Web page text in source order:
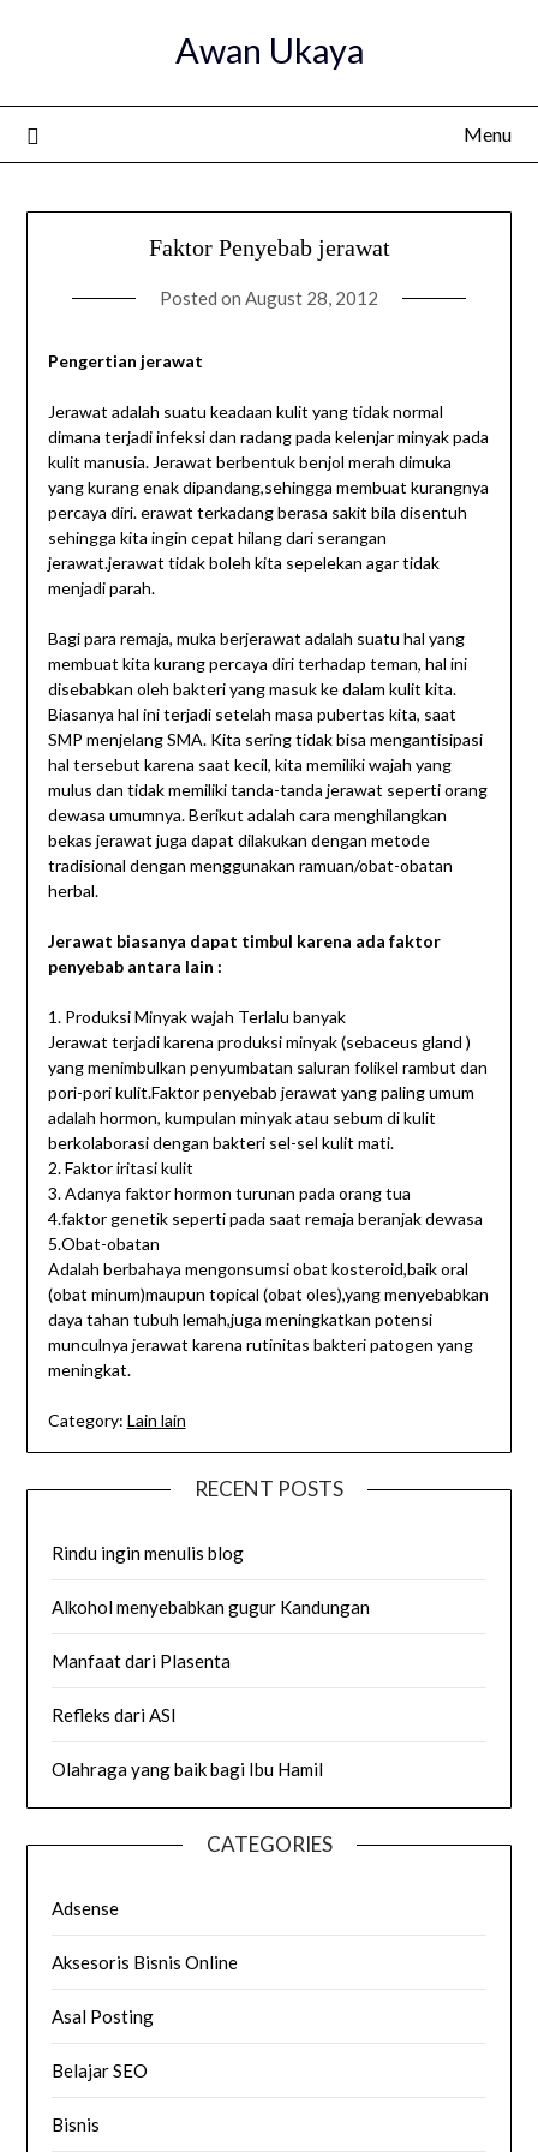
Awan Ukaya
Menu
Faktor Penyebab jerawat
Posted on August 28, 2012
Pengertian jerawat
Jerawat adalah suatu keadaan kulit yang tidak normal
dimana terjadi infeksi dan radang pada kelenjar minyak pada
kulit manusia. Jerawat berbentuk benjol merah dimuka
yang kurang enak dipandang,sehingga membuat kurangnya
percaya diri. erawat terkadang berasa sakit bila disentuh
sehingga kita ingin cepat hilang dari serangan
jerawat.jerawat tidak boleh kita sepelekan agar tidak
menjadi parah.
Bagi para remaja, muka berjerawat adalah suatu hal yang
membuat kita kurang percaya diri terhadap teman, hal ini
disebabkan oleh bakteri yang masuk ke dalam kulit kita.
Biasanya hal ini terjadi setelah masa pubertas kita, saat
SMP menjelang SMA. Kita sering tidak bisa mengantisipasi
hal tersebut karena saat kecil, kita memiliki wajah yang
mulus dan tidak memiliki tanda-tanda jerawat seperti orang
dewasa umumnya. Berikut adalah cara menghilangkan
bekas jerawat juga dapat dilakukan dengan metode
tradisional dengan menggunakan ramuan/obat-obatan
herbal.
Jerawat biasanya dapat timbul karena ada faktor
penyebab antara lain :
1. Produksi Minyak wajah Terlalu banyak
Jerawat terjadi karena produksi minyak (sebaceus gland )
yang menimbulkan penyumbatan saluran folikel rambut dan
pori-pori kulit.Faktor penyebab jerawat yang paling umum
adalah hormon, kumpulan minyak atau sebum di kulit
berkolaborasi dengan bakteri sel-sel kulit mati.
2. Faktor iritasi kulit
3. Adanya faktor hormon turunan pada orang tua
4.faktor genetik seperti pada saat remaja beranjak dewasa
5.Obat-obatan
Adalah berbahaya mengonsumsi obat kosteroid,baik oral
(obat minum)maupun topical (obat oles),yang menyebabkan
daya tahan tubuh lemah,juga meningkatkan potensi
munculnya jerawat karena rutinitas bakteri patogen yang
meningkat.
Category: Lain lain
RECENT POSTS
Rindu ingin menulis blog
Alkohol menyebabkan gugur Kandungan
Manfaat dari Plasenta
Refleks dari ASI
Olahraga yang baik bagi Ibu Hamil
CATEGORIES
Adsense
Aksesoris Bisnis Online
Asal Posting
Belajar SEO
Bisnis